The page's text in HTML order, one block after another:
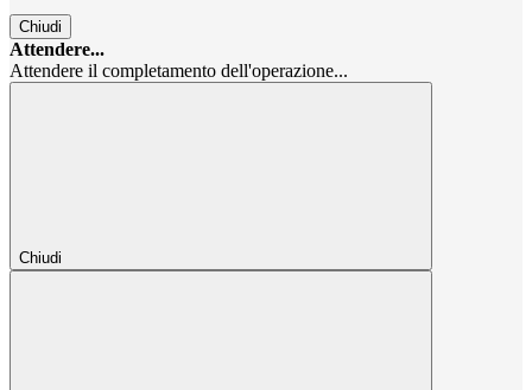
Chiudi
Attendere...
Attendere il completamento dell'operazione...
Chiudi